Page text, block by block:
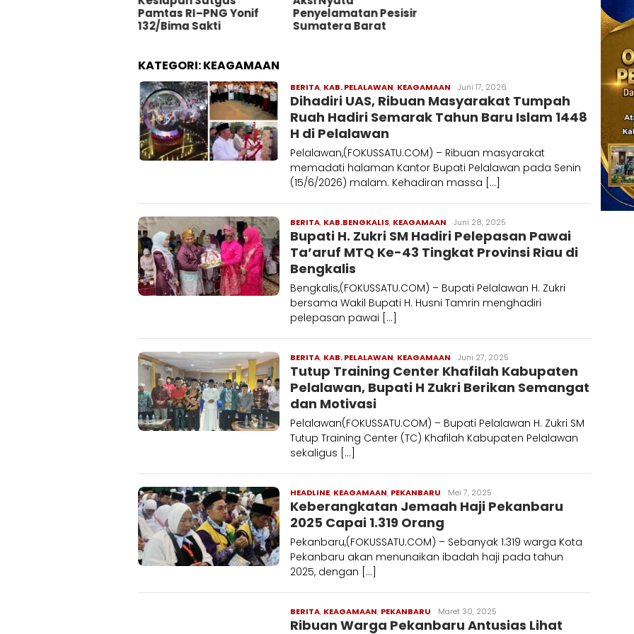
Pamtas RI–PNG Yonif
132/Bima Sakti
Penyelamatan Pesisir
Sumatera Barat
KATEGORI:KEAGAMAAN
BERITA, KAB. PELALAWAN, KEAGAMAAN Redaksi
Juni 17, 2026
Dihadiri UAS, Ribuan Masyarakat Tumpah
Ruah Hadiri Semarak Tahun Baru Islam 1448
H di Pelalawan
Pelalawan,(FOKUSSATU.COM) – Ribuan masyarakat
memadati halaman Kantor Bupati Pelalawan pada Senin
(15/6/2026) malam. Kehadiran massa […]
BERITA, KAB.BENGKALIS, KEAGAMAAN Redaksi
Juni 28, 2025
Bupati H. Zukri SM Hadiri Pelepasan Pawai
Ta’aruf MTQ Ke-43 Tingkat Provinsi Riau di
Bengkalis
Bengkalis,(FOKUSSATU.COM) – Bupati Pelalawan H. Zukri
bersama Wakil Bupati H. Husni Tamrin menghadiri
pelepasan pawai […]
BERITA, KAB. PELALAWAN, KEAGAMAAN Redaksi
Juni 27, 2025
Tutup Training Center Khafilah Kabupaten
Pelalawan, Bupati H Zukri Berikan Semangat
dan Motivasi
Pelalawan(FOKUSSATU.COM) – Bupati Pelalawan H. Zukri SM
Tutup Training Center (TC) Khafilah Kabupaten Pelalawan
sekaligus […]
HEADLINE, KEAGAMAAN, PEKANBARU Redaksi
Mei 7, 2025
Keberangkatan Jemaah Haji Pekanbaru
2025 Capai 1.319 Orang
Pekanbaru,(FOKUSSATU.COM) – Sebanyak 1.319 warga Kota
Pekanbaru akan menunaikan ibadah haji pada tahun
2025, dengan […]
BERITA, KEAGAMAAN, PEKANBARU Redaksi
Maret 30, 2025
Ribuan Warga Pekanbaru Antusias Lihat